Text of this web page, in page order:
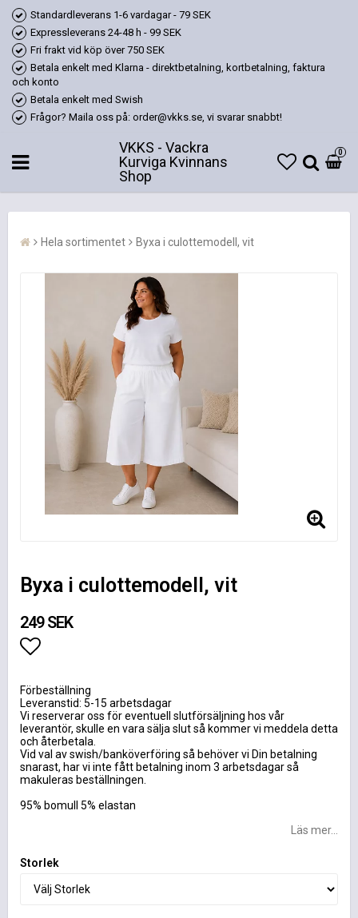
Standardleverans 1-6 vardagar - 79 SEK
Expressleverans 24-48 h - 99 SEK
Fri frakt vid köp över 750 SEK
Betala enkelt med Klarna - direktbetalning, kortbetalning, faktura
och konto
Betala enkelt med Swish
Frågor? Maila oss på: order@vkks.se, vi svarar snabbt!
VKKS - Vackra
Kurviga Kvinnans
Shop
0
Hela sortimentet Byxa i culottemodell, vit
Byxa i culottemodell, vit
249 SEK
Förbeställning
Leveranstid: 5-15 arbetsdagar
Vi reserverar oss för eventuell slutförsäljning hos vår
leverantör, skulle en vara sälja slut så kommer vi meddela detta
och återbetala.
Vid val av swish/banköverföring så behöver vi Din betalning
snarast, har vi inte fått betalning inom 3 arbetsdagar så
makuleras beställningen.
95% bomull 5% elastan
Läs mer...
Storlek